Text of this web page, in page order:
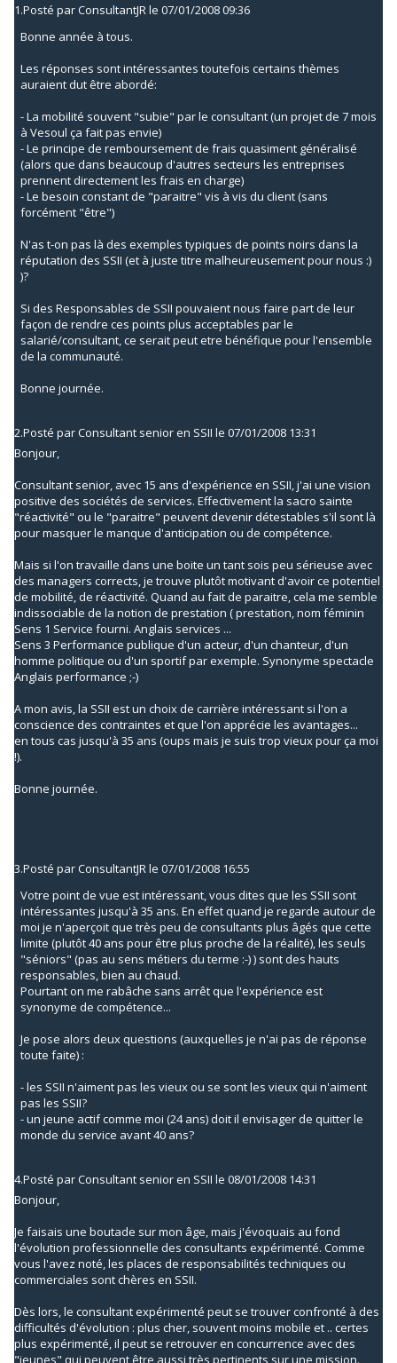
1.Posté parConsultantJRle 07/01/2008 09:36
Bonne année à tous.
Les réponses sont intéressantes toutefois certains thèmes
auraient dut être abordé:
- La mobilité souvent "subie" par le consultant (un projet de 7 mois
à Vesoul ça fait pas envie)
- Le principe de remboursement de frais quasiment généralisé
(alors que dans beaucoup d'autres secteurs les entreprises
prennent directement les frais en charge)
- Le besoin constant de "paraitre" vis à vis du client (sans
forcément "être")
N'as t-on pas là des exemples typiques de points noirs dans la
réputation des SSII (et à juste titre malheureusement pour nous :)
)?
Si des Responsables de SSII pouvaient nous faire part de leur
façon de rendre ces points plus acceptables par le
salarié/consultant, ce serait peut etre bénéfique pour l'ensemble
de la communauté.
Bonne journée.
2.Posté parConsultant senior en SSII le 07/01/2008 13:31
Bonjour,
Consultant senior, avec 15 ans d'expérience en SSII, j'ai une vision
positive des sociétés de services. Effectivement la sacro sainte
"réactivité" ou le "paraitre" peuvent devenir détestables s'il sont là
pour masquer le manque d'anticipation ou de compétence.
Mais si l'on travaille dans une boite un tant sois peu sérieuse avec
des managers corrects, je trouve plutôt motivant d'avoir ce potentiel
de mobilité, de réactivité. Quand au fait de paraitre, cela me semble
indissociable de la notion de prestation ( prestation, nom féminin
Sens 1 Service fourni. Anglais services ...
Sens 3 Performance publique d'un acteur, d'un chanteur, d'un
homme politique ou d'un sportif par exemple. Synonyme spectacle
Anglais performance ;-)
A mon avis, la SSII est un choix de carrière intéressant si l'on a
conscience des contraintes et que l'on apprécie les avantages...
en tous cas jusqu'à 35 ans (oups mais je suis trop vieux pour ça moi
!).
Bonne journée.
3.Posté parConsultantJRle 07/01/2008 16:55
Votre point de vue est intéressant, vous dites que les SSII sont
intéressantes jusqu'à 35 ans. En effet quand je regarde autour de
moi je n'aperçoit que très peu de consultants plus âgés que cette
limite (plutôt 40 ans pour être plus proche de la réalité), les seuls
"séniors" (pas au sens métiers du terme :-) ) sont des hauts
responsables, bien au chaud.
Pourtant on me rabâche sans arrêt que l'expérience est
synonyme de compétence...
Je pose alors deux questions (auxquelles je n'ai pas de réponse
toute faite) :
- les SSII n'aiment pas les vieux ou se sont les vieux qui n'aiment
pas les SSII?
- un jeune actif comme moi (24 ans) doit il envisager de quitter le
monde du service avant 40 ans?
4.Posté parConsultant senior en SSII le 08/01/2008 14:31
Bonjour,
Je faisais une boutade sur mon âge, mais j'évoquais au fond
l'évolution professionnelle des consultants expérimenté. Comme
vous l'avez noté, les places de responsabilités techniques ou
commerciales sont chères en SSII.
Dès lors, le consultant expérimenté peut se trouver confronté à des
difficultés d'évolution : plus cher, souvent moins mobile et .. certes
plus expérimenté, il peut se retrouver en concurrence avec des
"jeunes" qui peuvent être aussi très pertinents sur une mission.